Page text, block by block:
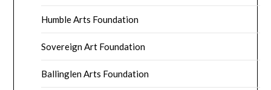
Humble Arts Foundation
Sovereign Art Foundation
Ballinglen Arts Foundation